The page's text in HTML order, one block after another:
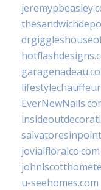
jovialfloralco.com
u-seehomes.com